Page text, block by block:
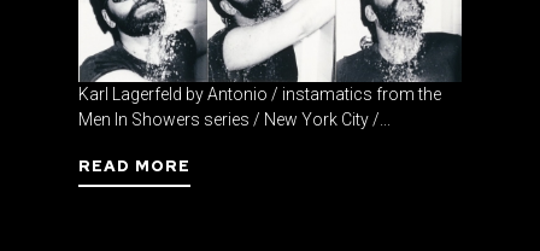
Karl Lagerfeld by Antonio / instamatics from the
Men In Showers series / New York City /...
READ MORE